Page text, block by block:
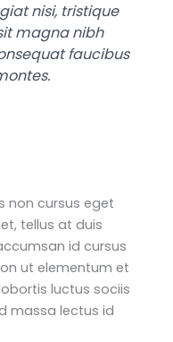
nisi, tristique
magna nibh
faucibus
non cursus eget
tellus at duis
id cursus
ut elementum et
luctus sociis
massa lectus id